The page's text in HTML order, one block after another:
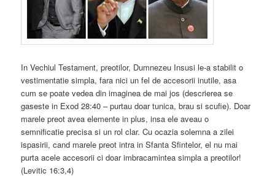
In Vechiul Testament, preotilor, Dumnezeu Insusi le-a stabilit o
vestimentatie simpla, fara nici un fel de accesorii inutile, asa
cum se poate vedea din imaginea de mai jos (descrierea se
gaseste in Exod 28:40 – purtau doar tunica, brau si scufie). Doar
marele preot avea elemente in plus, insa ele aveau o
semnificatie precisa si un rol clar. Cu ocazia solemna a zilei
ispasirii, cand marele preot intra in Sfanta Sfintelor, el nu mai
purta acele accesorii ci doar imbracamintea simpla a preotilor!
(Levitic 16:3,4)